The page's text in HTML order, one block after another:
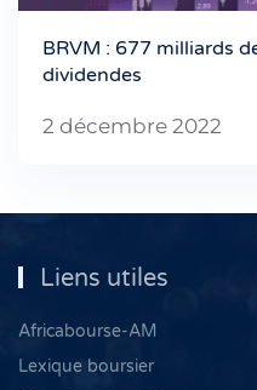
BRVM : 677 milliards
dividendes
2 décembre 2022
Liens utiles
Africabourse-AM
Lexique boursier